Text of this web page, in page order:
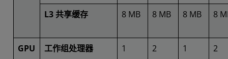
L3 共享缓存 8 MB 8 MB 8 MB 8
GPU 工作组处理器 1 2 1 2